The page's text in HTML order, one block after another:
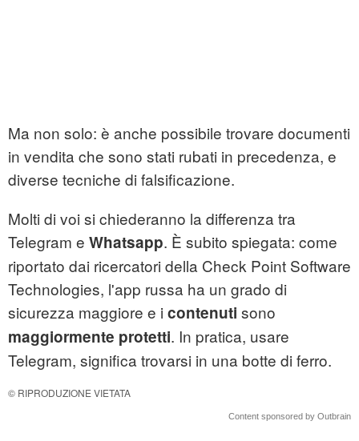
Ma non solo: è anche possibile trovare documenti
in vendita che sono stati rubati in precedenza, e
diverse tecniche di falsificazione.
Molti di voi si chiederanno la differenza tra
Telegram e Whatsapp. È subito spiegata: come
riportato dai ricercatori della Check Point Software
Technologies, l'app russa ha un grado di
sicurezza maggiore e i contenuti sono
maggiormente protetti. In pratica, usare
Telegram, significa trovarsi in una botte di ferro.
© RIPRODUZIONE VIETATA
Content sponsored by Outbrain